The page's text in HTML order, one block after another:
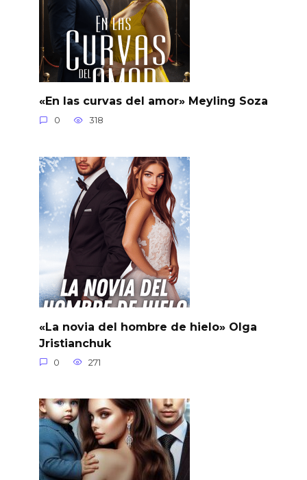
«En las curvas del amor» Meyling Soza
0 318
«La novia del hombre de hielo» Olga
Jristianchuk
0 271